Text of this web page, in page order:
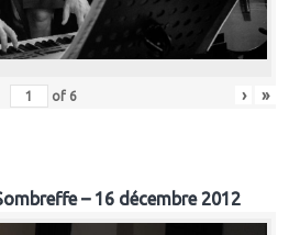
of 6 › »
– 16 décembre 2012